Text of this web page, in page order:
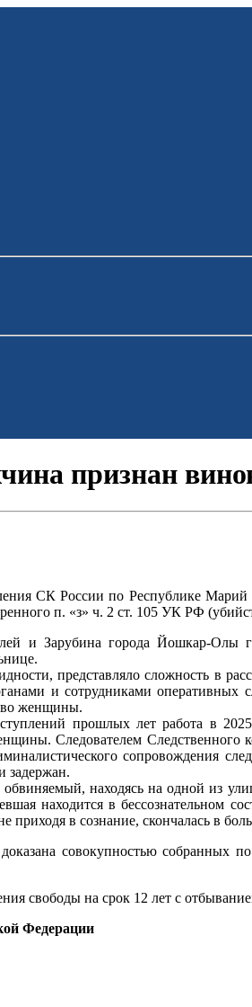
признан
СК России по Республике
п. «з» ч. 2 ст. 105 УК РФ
и Зарубина города Йошкар-
представляло сложность в
и сотрудниками
женщины.
прошлых лет работа в
Следователем Следственного
задержан.
обвиняемый, находясь на одной из
находится в бессознательном
в сознание, скончалась в
совокупностью собранных
свободы на срок 12 лет с
Федерации